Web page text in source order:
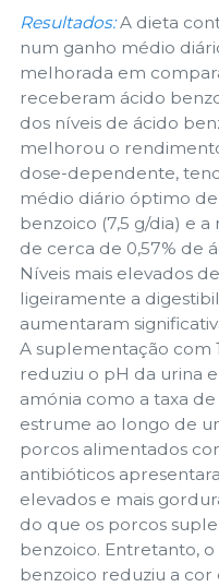
Resultados:A dieta
num ganho médio
melhorada em
receberam ácido
dos níveis de ácido
melhorou o
dose-dependente,
médio diário óptimo
benzoico (7,5 g/dia) e
de cerca de 0,57% de
Níveis mais elevados
ligeiramente a
aumentaram
A suplementação com
reduziu o pH da urina
amónia como a taxa
estrume ao longo de
porcos alimentados
antibióticos
elevados e mais
do que os porcos
benzoico. Entretanto,
benzoico reduziu a